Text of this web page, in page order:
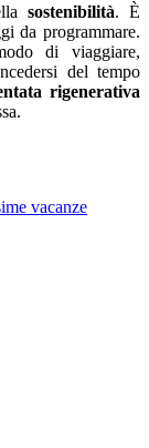
sostenibilità. È
da programmare.
di viaggiare,
del tempo
rigenerativa
vacanze